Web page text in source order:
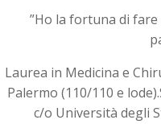
”Ho la fortuna di
Laurea in Medicina e
Palermo (110/110 e
c/o Università degli